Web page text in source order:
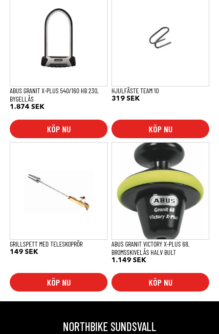
ABUS GRANIT X-PLUS 540/160 HB 230,
BYGELLÅS
1.874 SEK
KÖP NU
HJULFÄSTE TEAM 10
319 SEK
KÖP NU
GRILLSPETT MED TELESKOPRÖR
149 SEK
KÖP NU
ABUS GRANIT VICTORY X-PLUS 68,
BROMSSKIVELÅS HALV BULT
1.149 SEK
KÖP NU
NORTHBIKE SUNDSVALL